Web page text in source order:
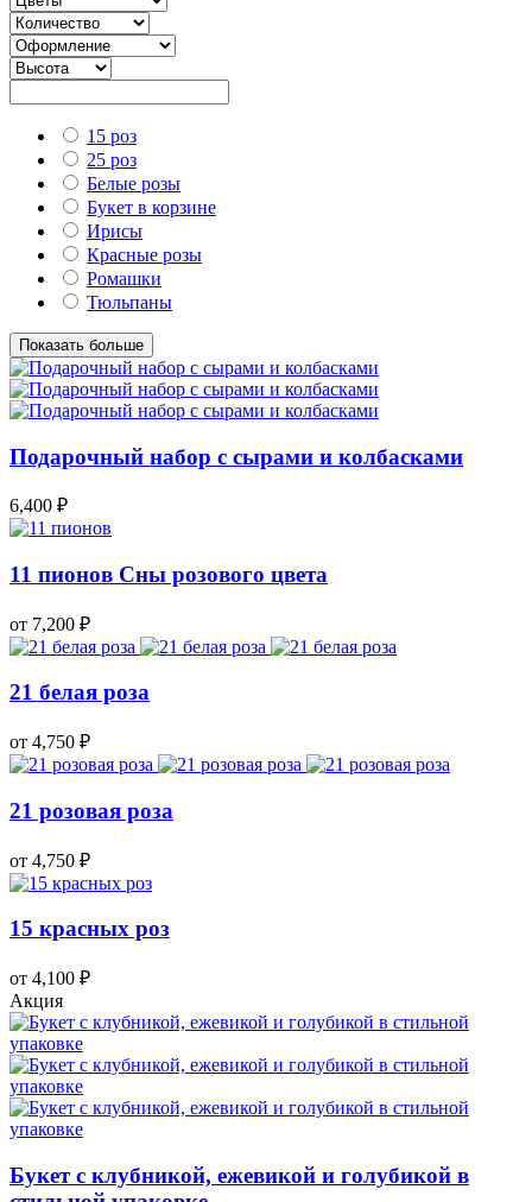
15 роз
25 роз
Белые розы
Букет в корзине
Ирисы
Красные розы
Ромашки
Тюльпаны
Показать больше
Подарочный набор с сырами и колбасками
6,400 ₽
11 пионов Сны розового цвета
от 7,200 ₽
21 белая роза
от 4,750 ₽
21 розовая роза
от 4,750 ₽
15 красных роз
от 4,100 ₽
Акция
Букет с клубникой, ежевикой и голубикой в